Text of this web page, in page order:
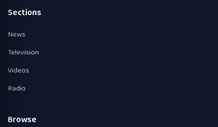
Sections
News
Television
Videos
Radio
Browse